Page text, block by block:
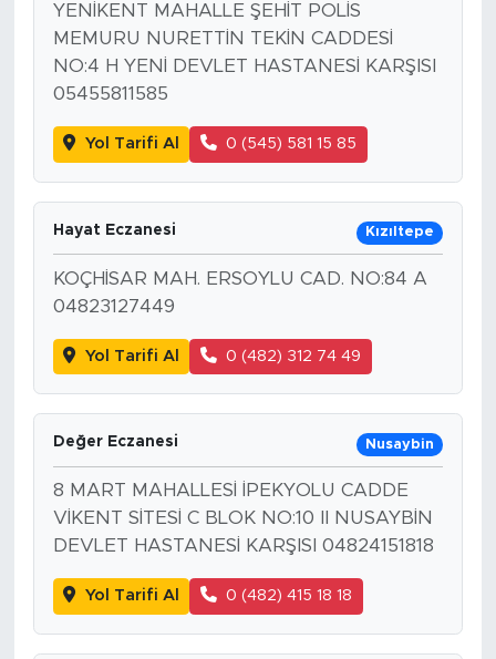
YENİKENT MAHALLE ŞEHİT POLİS
MEMURU NURETTİN TEKİN CADDESİ
NO:4 H YENİ DEVLET HASTANESİ KARŞISI
05455811585
Yol Tarifi Al 0 (545) 581 15 85
Hayat Eczanesi Kızıltepe
KOÇHİSAR MAH. ERSOYLU CAD. NO:84 A
04823127449
Yol Tarifi Al 0 (482) 312 74 49
Değer Eczanesi Nusaybin
8 MART MAHALLESİ İPEKYOLU CADDE
VİKENT SİTESİ C BLOK NO:10 II NUSAYBİN
DEVLET HASTANESİ KARŞISI 04824151818
Yol Tarifi Al 0 (482) 415 18 18